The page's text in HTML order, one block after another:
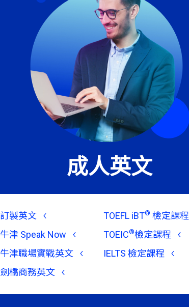
成人英文
訂製英文
牛津 Speak Now
牛津職場實戰英文
劍橋商務英文
TOEFL iBT® 檢定課程
TOEIC®檢定課程
IELTS 檢定課程